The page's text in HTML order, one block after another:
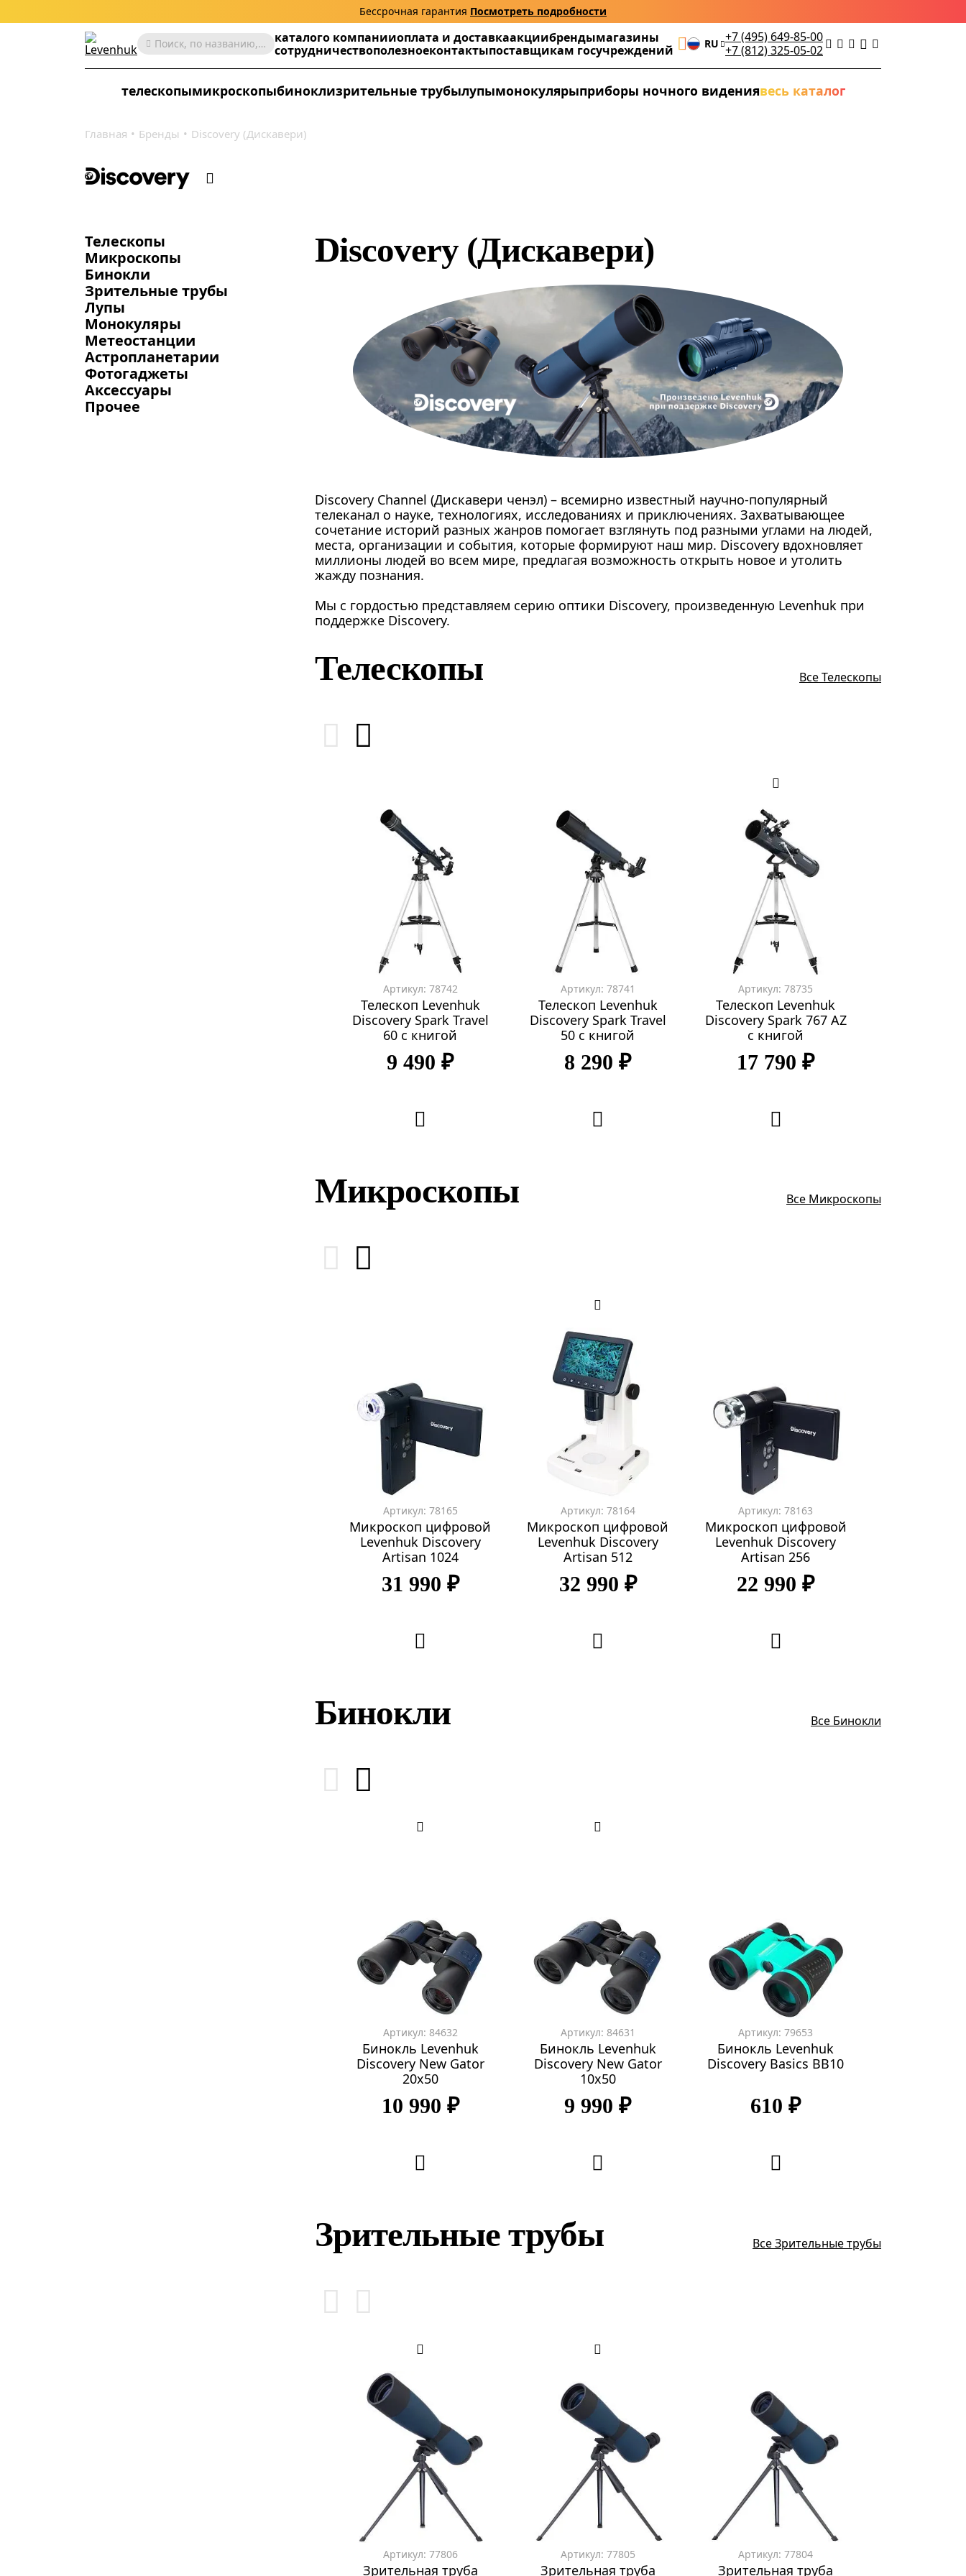
Бессрочная гарантия Посмотреть подробности
Поиск, по названию, артикулу, категории и др. каталого компанииоплата и доставкаакциибрендымагазины
сотрудничествополезноеконтактыпоставщикам госучреждений RU +7 (495) 649-85-00
+7 (812) 325-05-02
телескопымикроскопыбиноклизрительные трубылупымонокулярыприборы ночного видениявесь каталог
Главная Бренды Discovery (Дискавери)
Телескопы
Микроскопы
Бинокли
Зрительные трубы
Лупы
Монокуляры
Метеостанции
Астропланетарии
Фотогаджеты
Аксессуары
Прочее
Discovery (Дискавери)
Discovery Channel (Дискавери ченэл) – всемирно известный научно-популярный
телеканал о науке, технологиях, исследованиях и приключениях. Захватывающее
сочетание историй разных жанров помогает взглянуть под разными углами на людей,
места, организации и события, которые формируют наш мир. Discovery вдохновляет
миллионы людей во всем мире, предлагая возможность открыть новое и утолить
жажду познания.
Мы с гордостью представляем серию оптики Discovery, произведенную Levenhuk при
поддержке Discovery.
Телескопы Все Телескопы
Артикул: 78742
Телескоп Levenhuk
Discovery Spark Travel
60 с книгой
9 490 ₽
Артикул: 78741
Телескоп Levenhuk
Discovery Spark Travel
50 с книгой
8 290 ₽
Артикул: 78735
Телескоп Levenhuk
Discovery Spark 767 AZ
с книгой
17 790 ₽
Микроскопы Все Микроскопы
Артикул: 78165
Микроскоп цифровой
Levenhuk Discovery
Artisan 1024
31 990 ₽
Артикул: 78164
Микроскоп цифровой
Levenhuk Discovery
Artisan 512
32 990 ₽
Артикул: 78163
Микроскоп цифровой
Levenhuk Discovery
Artisan 256
22 990 ₽
Бинокли Все Бинокли
Артикул: 84632
Бинокль Levenhuk
Discovery New Gator
20x50
10 990 ₽
Артикул: 84631
Бинокль Levenhuk
Discovery New Gator
10x50
9 990 ₽
Артикул: 79653
Бинокль Levenhuk
Discovery Basics BB10
610 ₽
Зрительные трубы Все Зрительные трубы
Артикул: 77806
Зрительная труба
Артикул: 77805
Зрительная труба
Артикул: 77804
Зрительная труба